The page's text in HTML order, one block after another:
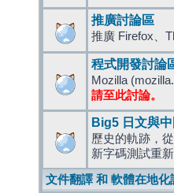
推廣討論區
推廣 Firefox、
程式開發討論
Mozilla
請至此討論。
Big5 日文與
歷史的軌跡，
新字碼測試重新
文件翻譯 和 軟體在地化